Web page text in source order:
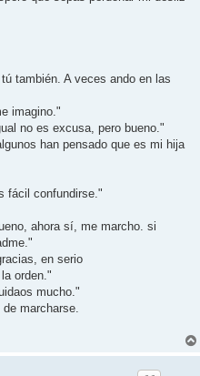
también. A veces ando en las
imagino."
no es excusa, pero bueno."
han pensado que es mi hija
fácil confundirse."
ahora sí, me marcho. si
en serio
orden."
mucho."
marcharse.